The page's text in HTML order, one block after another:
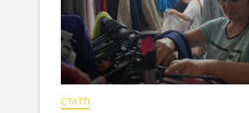
СТАТТІ